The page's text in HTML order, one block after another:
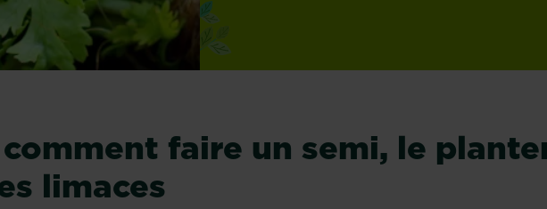
faire un semi, le
limaces